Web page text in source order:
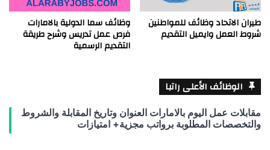
طيران الاتحاد وظائف للمواطنين
شروط العمل وايميل التقديم
وظائف سما الدولية بالامارات
فرص عمل تدريس وشرح طريقة
التقديم الرسمية
الوظائف الأعلى راتبا
مقابلات عمل اليوم بالامارات العنوان وتاريخ المقابلة والشروط
والتخصصات المطلوبة برواتب مجزية+ امتيازات